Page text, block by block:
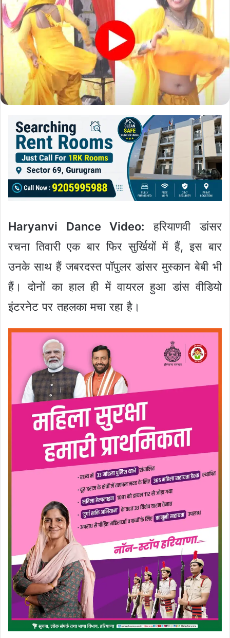
Haryanvi Dance Video: हरियाणवी डांसर
रचना तिवारी एक बार फिर सुर्खियों में हैं, इस बार
उनके साथ हैं जबरदस्त पॉपुलर डांसर मुस्कान बेबी भी
हैं। दोनों का हाल ही में वायरल हुआ डांस वीडियो
इंटरनेट पर तहलका मचा रहा है।